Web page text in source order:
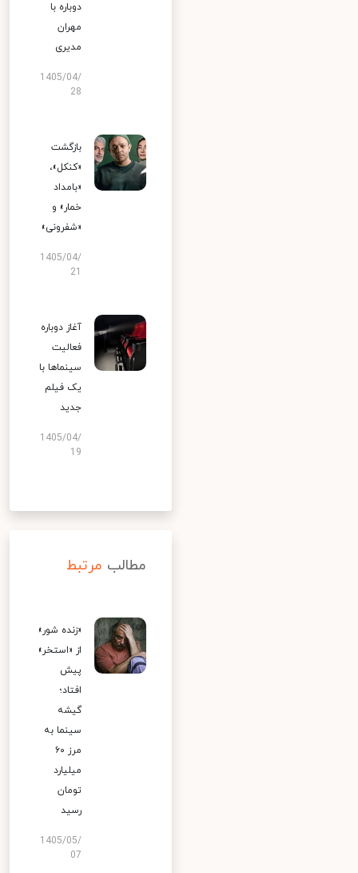
دوباره با
مهران
مدیری
1405/04/
28
بازگشت
«کنکل»،
«بامداد
خمار» و
«شفرونی»
1405/04/
آغاز دوباره
فعالیت
سینماها با
یک فیلم
جدید
1405/04/
19
مطالب مرتبط
«زنده شور»
از «استخر»
پیش
افتاد؛
گیشه
سینما به
مرز ۶۰
میلیارد
تومان
رسید
1405/05/
07